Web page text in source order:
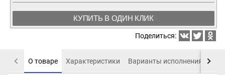
КУПИТЬ В ОДИН КЛИК
Поделиться:
О товаре Характеристики Варианты исполнения